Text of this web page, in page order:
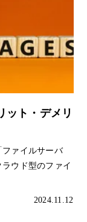
ット・デメリ
ァイルサーバ
ウド型のファイ
2024.11.12